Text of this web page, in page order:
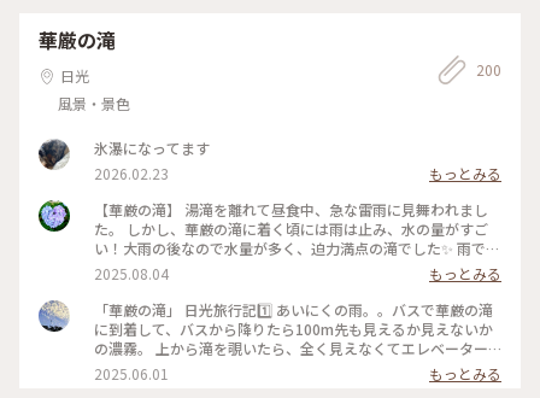
ラワーワールド #栃木 #那須 #那須高原 #フラワーパーク #2週
間遅かった #リベンジ誓う #ケイトウ #鶏頭 #那須連峰 #秋の装
華厳の滝
日光
風景・景色
200
氷瀑になってます
2026.02.23
もっとみる
【華厳の滝】 湯滝を離れて昼食中、急な雷雨に見舞われまし
た。 しかし、華厳の滝に着く頃には雨は止み、水の量がすご
い！大雨の後なので水量が多く、迫力満点の滝でした✨️ 雨でキ
ャンセルした人も多かったようで、人が少なく見やすかったで
す！ #アートな景色 #日光 #華厳の滝
2025.08.04
もっとみる
「華厳の滝」 日光旅行記1️⃣ あいにくの雨。。バスで華厳の滝
に到着して、バスから降りたら100m先も見えるか見えないか
の濃霧。 上から滝を覗いたら、全く見えなくてエレベーター
で下に降りても見えるか見えないかわからないけど、とりあえ
ず降りてみました。 そしたらなんとサーって霧が晴れて、滝が
2025.06.01 もっとみる